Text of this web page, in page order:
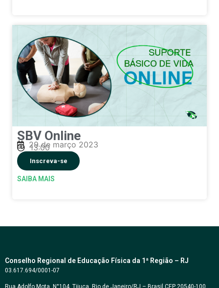
SBV Online
29 de março 2023
13:00
Inscreva-se
SAIBA MAIS
Conselho Regional de Educação Física da 1ª Região – RJ
03.617.694/0001-07
Rua Adolfo Mota, N°104, Tijuca, Rio de Janeiro/RJ – Brasil CEP 20540-100